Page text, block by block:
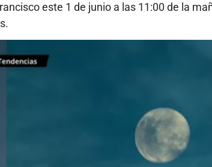
este 1 de junio a las 11:00 de la